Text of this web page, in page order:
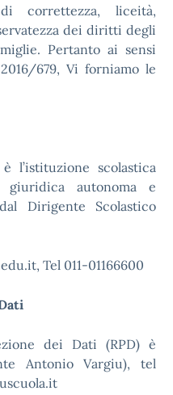
correttezza, liceità,
dei diritti degli
Pertanto ai sensi
679, Vi forniamo le
l’istituzione scolastica
giuridica autonoma e
Dirigente Scolastico
Tel 011-01166600
dei Dati (RPD) è
Antonio Vargiu), tel